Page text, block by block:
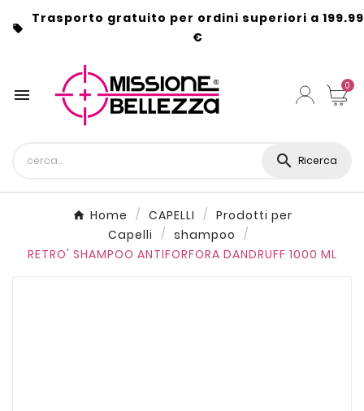

Trasporto gratuito per ordini superiori a 199.99
€
 0
 Ricerca
Home CAPELLI
Prodotti per
Capelli
shampoo
RETRO' SHAMPOO ANTIFORFORA DANDRUFF 1000 ML